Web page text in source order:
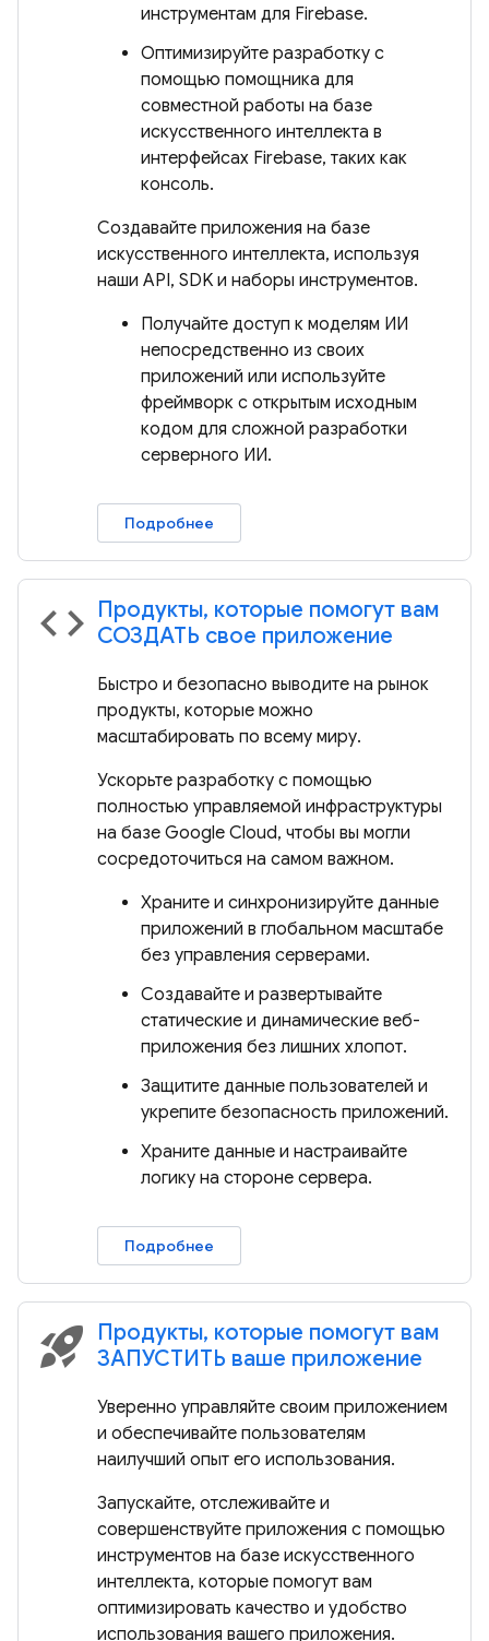
инструментам для Firebase.
Оптимизируйте разработку с
помощью помощника для
совместной работы на базе
искусственного интеллекта в
интерфейсах Firebase, таких как
консоль.
Создавайте приложения на базе
искусственного интеллекта, используя
наши API, SDK и наборы инструментов.
Получайте доступ к моделям ИИ
непосредственно из своих
приложений или используйте
фреймворк с открытым исходным
кодом для сложной разработки
серверного ИИ.
Подробнее
code Продукты, которые помогут вам
СОЗДАТЬ свое приложение
Быстро и безопасно выводите на рынок
продукты, которые можно
масштабировать по всему миру.
Ускорьте разработку с помощью
полностью управляемой инфраструктуры
на базе Google Cloud, чтобы вы могли
сосредоточиться на самом важном.
Храните и синхронизируйте данные
приложений в глобальном масштабе
без управления серверами.
Создавайте и развертывайте
статические и динамические веб-
приложения без лишних хлопот.
Защитите данные пользователей и
укрепите безопасность приложений.
Храните данные и настраивайте
логику на стороне сервера.
Подробнее
rocket_launch Продукты, которые помогут вам
ЗАПУСТИТЬ ваше приложение
Уверенно управляйте своим приложением
и обеспечивайте пользователям
наилучший опыт его использования.
Запускайте, отслеживайте и
совершенствуйте приложения с помощью
инструментов на базе искусственного
интеллекта, которые помогут вам
оптимизировать качество и удобство
использования вашего приложения.